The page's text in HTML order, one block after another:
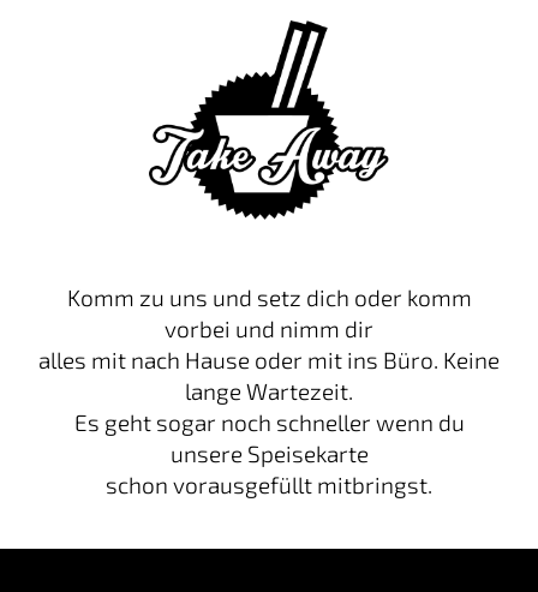
Komm zu uns und setz dich oder komm
vorbei und nimm dir
alles mit nach Hause oder mit ins Büro. Keine
lange Wartezeit.
Es geht sogar noch schneller wenn du
unsere Speisekarte
schon vorausgefüllt mitbringst.